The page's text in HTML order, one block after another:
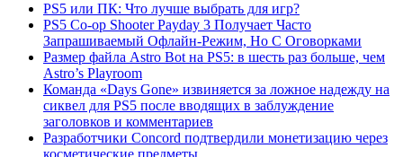
PS5 или ПК: Что лучше выбрать для игр?
PS5 Co-op Shooter Payday 3 Получает Часто
Запрашиваемый Офлайн-Режим, Но С Оговорками
Размер файла Astro Bot на PS5: в шесть раз больше, чем
Astro’s Playroom
Команда «Days Gone» извиняется за ложное надежду на
сиквел для PS5 после вводящих в заблуждение
заголовков и комментариев
Разработчики Concord подтвердили монетизацию через